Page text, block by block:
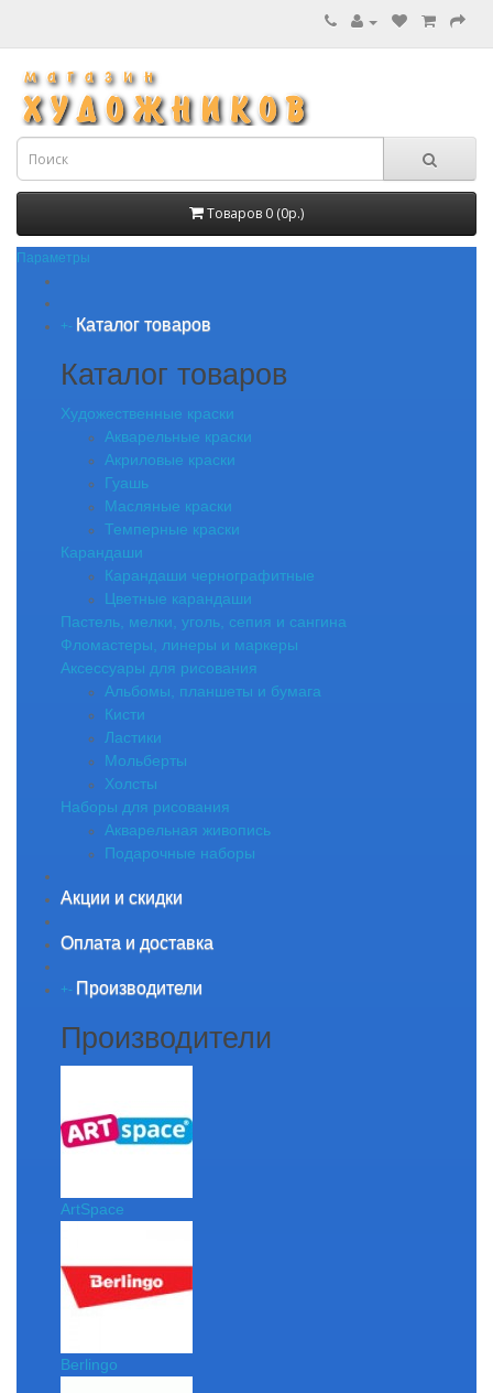
Товаров 0 (0р.)
Параметры
+- Каталог товаров
Каталог товаров
Художественные краски
Акварельные краски
Акриловые краски
Гуашь
Масляные краски
Темперные краски
Карандаши
Карандаши чернографитные
Цветные карандаши
Пастель, мелки, уголь, сепия и сангина
Фломастеры, линеры и маркеры
Аксессуары для рисования
Альбомы, планшеты и бумага
Кисти
Ластики
Мольберты
Холсты
Наборы для рисования
Акварельная живопись
Подарочные наборы
Акции и скидки
Оплата и доставка
+- Производители
Производители
ArtSpace
Berlingo